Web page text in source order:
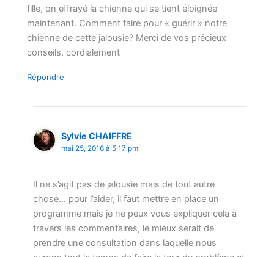
fille, on effrayé la chienne qui se tient éloignée
maintenant. Comment faire pour « guérir » notre
chienne de cette jalousie? Merci de vos précieux
conseils. cordialement
Répondre
Sylvie CHAIFFRE
mai 25, 2016 à 5:17 pm
Il ne s’agit pas de jalousie mais de tout autre
chose… pour l’aider, il faut mettre en place un
programme mais je ne peux vous expliquer cela à
travers les commentaires, le mieux serait de
prendre une consultation dans laquelle nous